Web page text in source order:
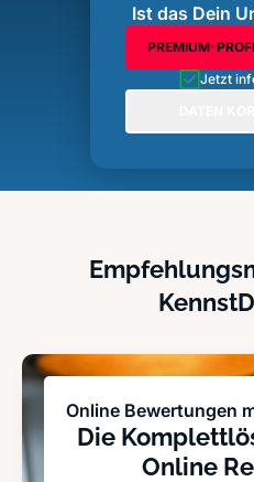
Ist das Dein
PREMIUM-
Jetzt
Online Bewertungen
Die
Online